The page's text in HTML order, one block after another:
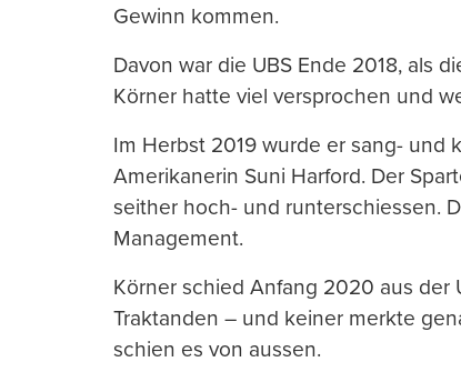
Gewinn kommen.
Davon war die UBS Ende 2018, als
Körner hatte viel versprochen und
Im Herbst 2019 wurde er sang- und
Amerikanerin Suni Harford. Der
seither hoch- und runterschiessen.
Management.
Körner schied Anfang 2020 aus der
Traktanden – und keiner merkte
schien es von aussen.